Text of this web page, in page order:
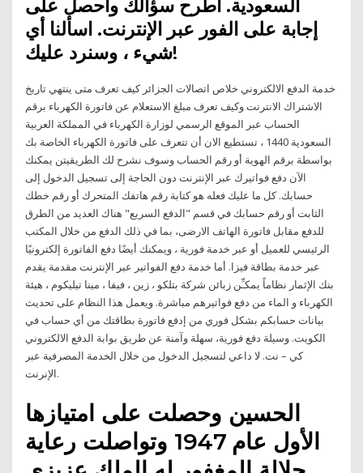
السعودية. اطرح سؤالك واحصل على
إجابة على الفور عبر الإنترنت. اسألنا أي
شيء ، وسنرد عليك!
خدمة الدفع الالكتروني خلاص اتصالات الجزائر كيف تعرف متى ينتهي تاريخ
الاشتراك الانترنت وكيف تعرف مبلغ الاستعلام عن فاتورة الكهرباء برقم
الحساب عبر الموقع الرسمي لوزارة الكهرباء في المملكة العربية
السعودية 1440 ، تستطيع الان أن تتعرف على فاتورة الكهرباء الخاصة بك
بواسطة برقم الهوية أو رقم الحساب وسوف نشرح لك الطريقيتن يمكنك
الآن دفع فواتيرك عبر الإنترنت دون الحاجة إلى تسجيل الدخول إلى
حسابك. كل ما عليك فعله هو كتابة رقم هاتفك المتحرك أو رقم خطك
الثابت أو رقم حسابك في قسم "الدفع السريع" هناك العديد من الطرق
للدفع مقابل فاتورة الهاتف الارضى، بما في ذلك الدفع من خلال المكتب
الرئيسي للعميل أو عبر خدمة فورية ، ويمكنك أيضًا دفع الفاتورة إلكترونيًا
عبر خدمة بطاقة فيزا. أما خدمة دفع الفواتير عبر الإنترنت مقدمة يقدم
بنك الإثمار نظاماً يمكـِّن زبائن شركة بتلكو ، زين ، فيفا ، مينا تيليكوم ، هيئة
الكهرباء و الماء من دفع فواتيرهم مباشرة. ويعمل هذا النظام على تحديث
بيانات حسابكم بشكل فوري من إدفع فاتورة بطاقتك من أي حساب في
الكويت. وسيلة دفع فورية، سهلة وآمنة عن طريق بوابة الدفع الالكتروني
كي – نت. لا داعي لتسجيل الدخول من خلال الخدمة المصرفية عبر
الإنرنت.
الحسين وحصلت على امتيازها
الأول عام 1947 وتواصلت رعاية